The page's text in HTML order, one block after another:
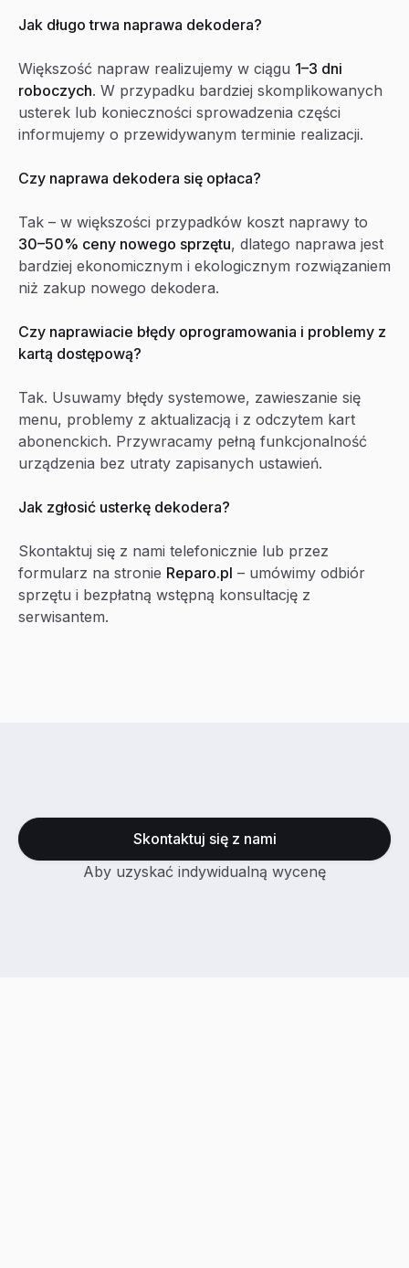
Jak długo trwa naprawa dekodera?
Większość napraw realizujemy w ciągu 1–3 dni
roboczych. W przypadku bardziej skomplikowanych
usterek lub konieczności sprowadzenia części
informujemy o przewidywanym terminie realizacji.
Czy naprawa dekodera się opłaca?
Tak – w większości przypadków koszt naprawy to
30–50% ceny nowego sprzętu, dlatego naprawa jest
bardziej ekonomicznym i ekologicznym rozwiązaniem
niż zakup nowego dekodera.
Czy naprawiacie błędy oprogramowania i problemy z
kartą dostępową?
Tak. Usuwamy błędy systemowe, zawieszanie się
menu, problemy z aktualizacją i z odczytem kart
abonenckich. Przywracamy pełną funkcjonalność
urządzenia bez utraty zapisanych ustawień.
Jak zgłosić usterkę dekodera?
Skontaktuj się z nami telefonicznie lub przez
formularz na stronie Reparo.pl – umówimy odbiór
sprzętu i bezpłatną wstępną konsultację z
serwisantem.
Skontaktuj się z nami
Aby uzyskać indywidualną wycenę